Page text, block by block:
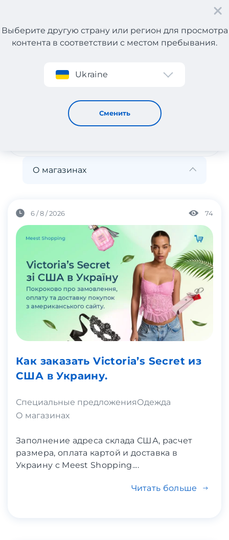
Регистрация
Выберите другую страну или регион для просмотра
контента в соответствии с местом пребывания.
Ukraine
Сменить
О магазинах
О магазинах
О магазинах
6 / 8 / 2026 74
Как заказать Victoria’s Secret из
США в Украину.
Специальные предложенияОдежда
О магазинах
Заполнение адреса склада США, расчет
размера, оплата картой и доставка в
Украину с Meest Shopping....
Читать больше